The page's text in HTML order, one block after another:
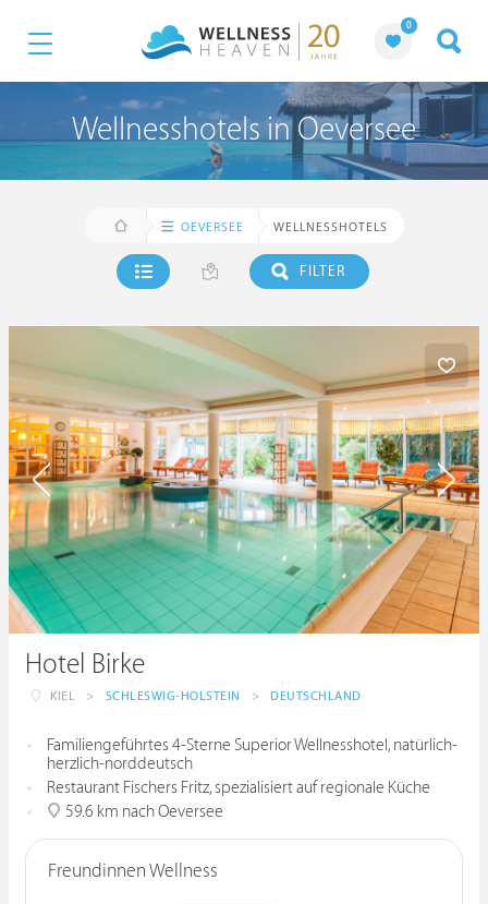
0
Wellnesshotels in Oeversee
OEVERSEE WELLNESSHOTELS
FILTER
Hotel Birke
KIEL > SCHLESWIG-HOLSTEIN > DEUTSCHLAND
Familiengeführtes 4-Sterne Superior Wellnesshotel, natürlich-
herzlich-norddeutsch
Restaurant Fischers Fritz, spezialisiert auf regionale Küche
59.6 km nach Oeversee
Freundinnen Wellness